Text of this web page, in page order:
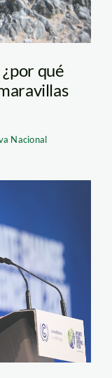
qué
Nacional
flickr